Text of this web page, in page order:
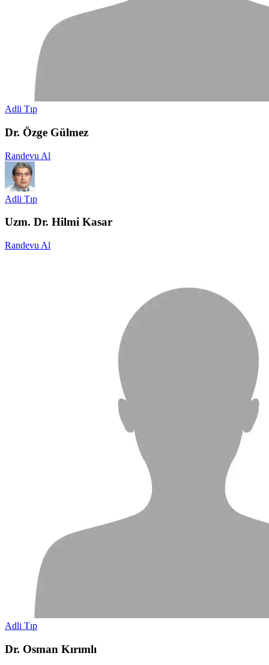
Adli Tıp
Dr. Özge Gülmez
Randevu Al
Adli Tıp
Uzm. Dr. Hilmi Kasar
Randevu Al
Adli Tıp
Dr. Osman Kırımlı